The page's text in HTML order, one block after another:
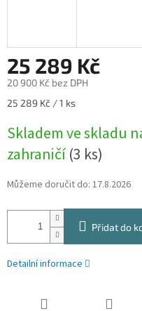
25 289 Kč
20 900 Kč bez DPH
Měrná
25 289 Kč / 1 ks
Skladem ve skladu
zahraničí(3 ks)
Můžeme doručit do: 17.8.2026
Přidat do
Detailní informace